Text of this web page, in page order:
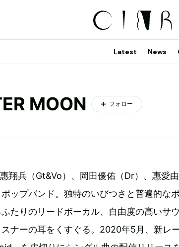
Latest News
MOON フォロー
翔兵（Gt&Vo）、岡田優佑（Dr）、惠愛由
ップバンド。独特のいびつさと普遍的な
たりのリードボーカル、自由度の高いサ
ナーの耳をくすぐる。2020年5月、新レ